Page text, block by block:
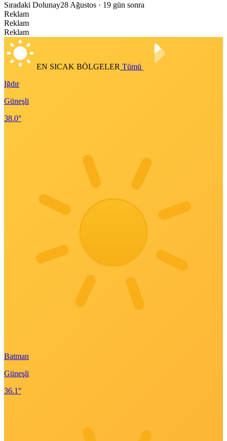
Sıradaki Dolunay28 Ağustos · 19 gün sonra
Reklam
Reklam
Reklam
EN SICAK BÖLGELER Tümü
Iğdır
Güneşli
38.0°
Batman
Güneşli
36.1°